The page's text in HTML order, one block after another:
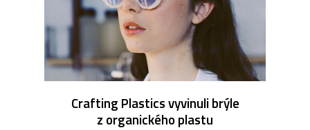
Crafting Plastics vyvinuli brýle
z organického plastu